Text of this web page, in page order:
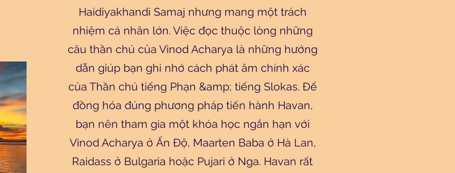
Haidiyakhandi Samaj nhưng mang một trách
nhiệm cá nhân lớn. Việc đọc thuộc lòng những
câu thần chú của Vinod Acharya là những hướng
dẫn giúp bạn ghi nhớ cách phát âm chính xác
của Thần chú tiếng Phạn &amp; tiếng Slokas. Để
đồng hóa đúng phương pháp tiến hành Havan,
bạn nên tham gia một khóa học ngắn hạn với
Vinod Acharya ở Ấn Độ, Maarten Baba ở Hà Lan,
Raidass ở Bulgaria hoặc Pujari ở Nga. Havan rất